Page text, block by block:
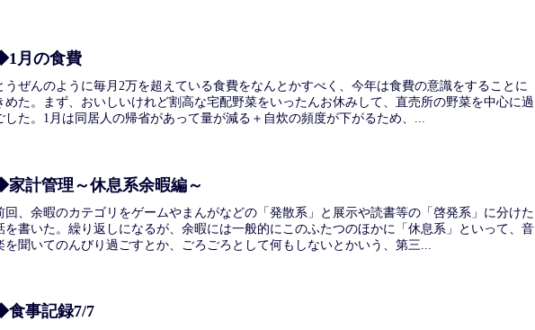
月の食費
うぜんのように毎月2万を超えている食費をなんとかすべく、今年は食費の意識をすることに
めた。まず、おいしいけれど割高な宅配野菜をいったんお休みして、直売所の野菜を中心に過
した。1月は同居人の帰省があって量が減る＋自炊の頻度が下がるため、...
計管理～休息系余暇編～
回、余暇のカテゴリをゲームやまんがなどの「発散系」と展示や読書等の「啓発系」に分けた
を書いた。繰り返しになるが、余暇には一般的にこのふたつのほかに「休息系」といって、音
を聞いてのんびり過ごすとか、ごろごろとして何もしないとかいう、第三...
事記録7/7